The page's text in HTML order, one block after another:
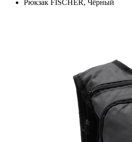
Рюкзак FISCHER, Чёрный